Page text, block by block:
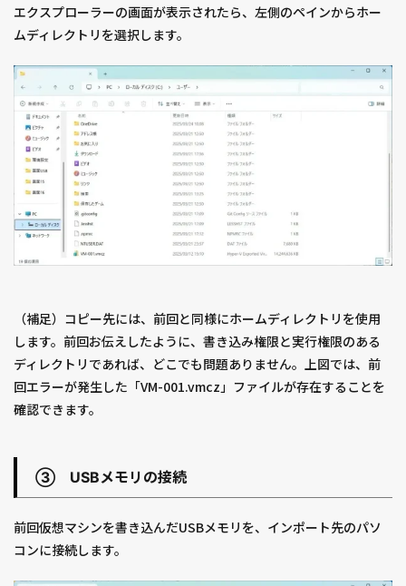
エクスプローラーの画面が表示されたら、左側のペインからホー
ムディレクトリを選択します。
（補足）コピー先には、前回と同様にホームディレクトリを使用
します。前回お伝えしたように、書き込み権限と実行権限のある
ディレクトリであれば、どこでも問題ありません。上図では、前
回エラーが発生した「VM-001.vmcz」ファイルが存在することを
確認できます。
③ USBメモリの接続
前回仮想マシンを書き込んだUSBメモリを、インポート先のパソ
コンに接続します。